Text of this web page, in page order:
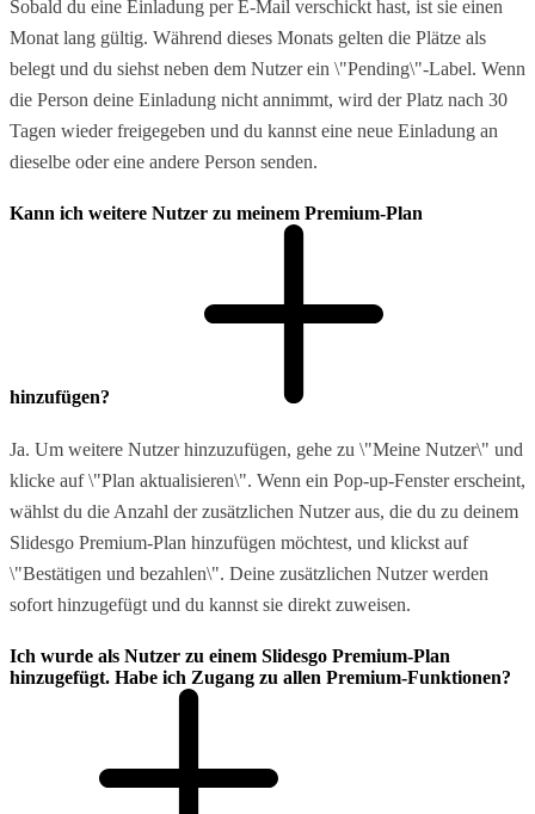
Sobald du eine Einladung per E-Mail verschickt hast, ist sie einen
Monat lang gültig. Während dieses Monats gelten die Plätze als
belegt und du siehst neben dem Nutzer ein \"Pending\"-Label. Wenn
die Person deine Einladung nicht annimmt, wird der Platz nach 30
Tagen wieder freigegeben und du kannst eine neue Einladung an
dieselbe oder eine andere Person senden.
Kann ich weitere Nutzer zu meinem Premium-Plan
hinzufügen?
Ja. Um weitere Nutzer hinzuzufügen, gehe zu \"Meine Nutzer\" und
klicke auf \"Plan aktualisieren\". Wenn ein Pop-up-Fenster erscheint,
wählst du die Anzahl der zusätzlichen Nutzer aus, die du zu deinem
Slidesgo Premium-Plan hinzufügen möchtest, und klickst auf
\"Bestätigen und bezahlen\". Deine zusätzlichen Nutzer werden
sofort hinzugefügt und du kannst sie direkt zuweisen.
Ich wurde als Nutzer zu einem Slidesgo Premium-Plan
hinzugefügt. Habe ich Zugang zu allen Premium-Funktionen?